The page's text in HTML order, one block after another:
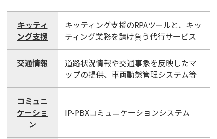
キッティ
ング支援
キッティング支援のRPAツールと、キッ
ティング業務を請け負う代行サービス
交通情報
道路状況情報や交通事象を反映したマ
ップの提供、車両動態管理システム等
コミュニ
ケーショ
ン
IP-PBXコミュニケーションシステム